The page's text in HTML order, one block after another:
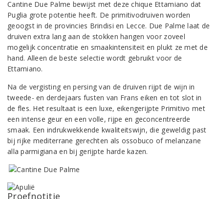
Cantine Due Palme bewijst met deze chique Ettamiano dat
Puglia grote potentie heeft. De primitivodruiven worden
geoogst in de provincies Brindisi en Lecce. Due Palme laat de
druiven extra lang aan de stokken hangen voor zoveel
mogelijk concentratie en smaakintensiteit en plukt ze met de
hand. Alleen de beste selectie wordt gebruikt voor de
Ettamiano.
Na de vergisting en persing van de druiven rijpt de wijn in
tweede- en derdejaars fusten van Frans eiken en tot slot in
de fles. Het resultaat is een luxe, eikengerijpte Primitivo met
een intense geur en een volle, rijpe en geconcentreerde
smaak. Een indrukwekkende kwaliteitswijn, die geweldig past
bij rijke mediterrane gerechten als ossobuco of melanzane
alla parmigiana en bij gerijpte harde kazen.
Proefnotitie